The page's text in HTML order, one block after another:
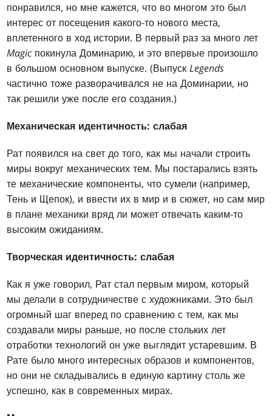
понравился, но мне кажется, что во многом это был
интерес от посещения какого-то нового места,
вплетенного в ход истории. В первый раз за много лет
Magic покинула Доминарию, и это впервые произошло
в большом основном выпуске. (ВыпускLegends
частично тоже разворачивался не на Доминарии, но
так решили уже после его создания.)
Механическая идентичность: слабая
Рат появился на свет до того, как мы начали строить
миры вокруг механических тем. Мы постарались взять
те механические компоненты, что сумели (например,
Тень и Щепок), и ввести их в мир и в сюжет, но сам мир
в плане механики вряд ли может отвечать каким-то
высоким ожиданиям.
Творческая идентичность: слабая
Как я уже говорил, Рат стал первым миром, который
мы делали в сотрудничестве с художниками. Это был
огромный шаг вперед по сравнению с тем, как мы
создавали миры раньше, но после стольких лет
отработки технологий он уже выглядит устаревшим. В
Рате было много интересных образов и компонентов,
но они не складывались в единую картину столь же
успешно, как в современных мирах.